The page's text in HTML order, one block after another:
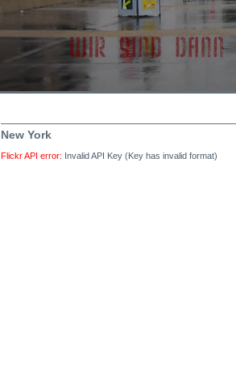
New York
Flickr API error: Invalid API Key (Key has invalid format)